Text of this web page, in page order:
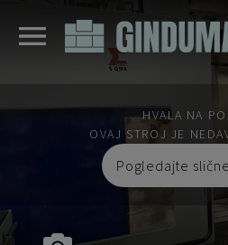
HVALA NA
OVAJ STROJ JE
Pogledajte